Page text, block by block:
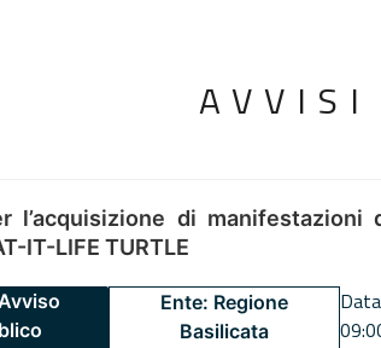
l’acquisizione di
IT-LIFE TURTLE
Ente: Regione
Basilicata